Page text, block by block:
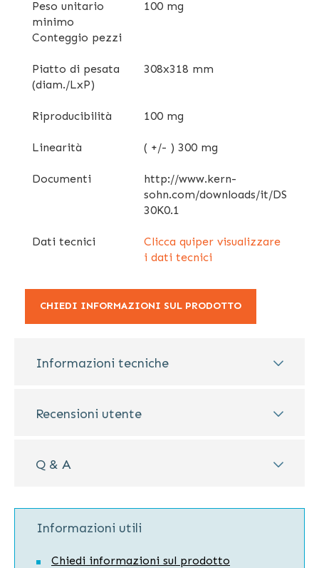
Peso unitario
minimo
Conteggio pezzi
100 mg
Piatto di pesata
(diam./LxP)
308x318 mm
Riproducibilità 100 mg
Linearità ( +/- ) 300 mg
Documenti
http://www.kern-
sohn.com/downloads/it/DS
30K0.1
Dati tecnici
Clicca quiper visualizzare
i dati tecnici
CHIEDI INFORMAZIONI SUL PRODOTTO
Informazioni tecniche
Recensioni utente
Q & A
Informazioni utili
Chiedi informazioni sul prodotto